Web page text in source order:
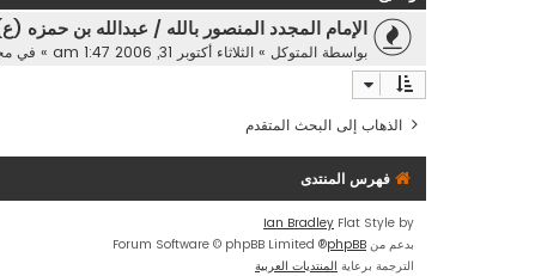
الإمام المجدد المنصور بالله / عبدالله بن حمزه
بواسطة المتوكل » الثلاثاء أكتوبر 31, 2006 1:47 am » في
الذهاب إلى البحث المتقدم
فهرس المنتدى
Flat Style by
Ian Bradley
بدعم من phpBB
® Forum Software © phpBB Limited
الترجمة برعاية المنتديات العربية